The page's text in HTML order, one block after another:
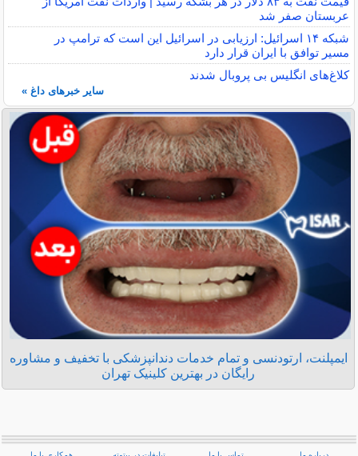
عربستان صفر شد
شبکه ۱۴ اسرائیل: ارزیابی در اسرائیل این است که ترامپ در
مسیر توافق با ایران قرار دارد
کلاغ‌های انگلیس بی پروبال شدند
سایر خبرهای داغ »
ایمپلنت، ارتودنسی و تمام خدمات دندانپزشکی با تخفیف و مشاوره
رایگان در بهترین کلینیک تهران